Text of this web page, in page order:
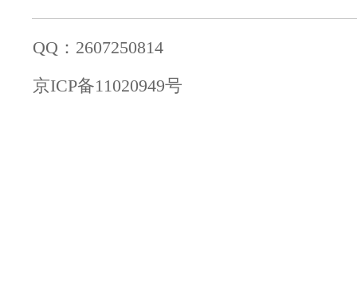
QQ：2607250814
京ICP备11020949号